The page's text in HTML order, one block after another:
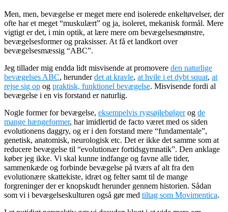
Men, men, bevægelse er meget mere end isolerede enkeltøvelser, der
ofte har et meget “muskulært” og ja, isoleret, mekanisk formål. Mere
vigtigt er det, i min optik, at lære mere om bevægelsesmønstre,
bevægelsesformer og praksisser. At få et landkort over
bevægelsesmæssig “ABC”.
Jeg tillader mig endda lidt misvisende at promovere den naturlige
bevægelses ABC, herunderdet at kravle, at hvile i et dybt squat, at
rejse sig op og praktisk, funktionel bevægelse. Misvisende fordi al
bevægelse i en vis forstand er naturlig.
Nogle former for bevægelse, eksempelvis rygsøjlebølgerog de
mange hængeformer, har imidlertid de facto været med os siden
evolutionens daggry, og er i den forstand mere “fundamentale”,
genetisk, anatomisk, neurologisk etc. Det er ikke det samme som at
reducere bevægelse til “evolutionær fortidsgymnatik”. Den anklage
køber jeg ikke. Vi skal kunne indfange og favne alle tider,
sammenkæde og forbinde bevægelse på tværs af alt fra den
evolutionære skattekiste, idræt og felter samt til de mange
forgreninger der er knopskudt herunder gennem historien. Sådan
som vi i bevægelseskulturen også gør med tiltag som Movimentica.